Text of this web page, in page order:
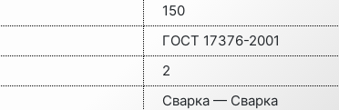
150
ГОСТ 17376-2001
2
Сварка — Сварка